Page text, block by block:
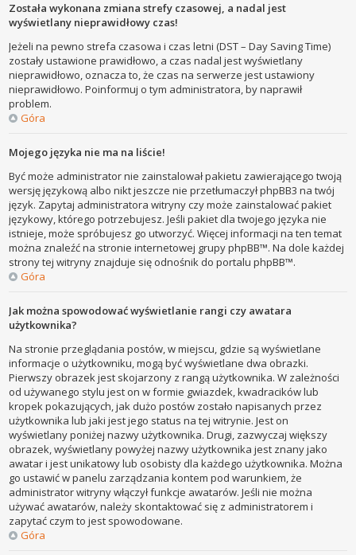
Została wykonana zmiana strefy czasowej, a nadal jest
wyświetlany nieprawidłowy czas!
Jeżeli na pewno strefa czasowa i czas letni (DST – Day Saving Time)
zostały ustawione prawidłowo, a czas nadal jest wyświetlany
nieprawidłowo, oznacza to, że czas na serwerze jest ustawiony
nieprawidłowo. Poinformuj o tym administratora, by naprawił
problem.
Góra
Mojego języka nie ma na liście!
Być może administrator nie zainstalował pakietu zawierającego twoją
wersję językową albo nikt jeszcze nie przetłumaczył phpBB3 na twój
język. Zapytaj administratora witryny czy może zainstalować pakiet
językowy, którego potrzebujesz. Jeśli pakiet dla twojego języka nie
istnieje, może spróbujesz go utworzyć. Więcej informacji na ten temat
można znaleźć na stronie internetowej grupy phpBB™. Na dole każdej
strony tej witryny znajduje się odnośnik do portalu phpBB™.
Góra
Jak można spowodować wyświetlanie rangi czy awatara
użytkownika?
Na stronie przeglądania postów, w miejscu, gdzie są wyświetlane
informacje o użytkowniku, mogą być wyświetlane dwa obrazki.
Pierwszy obrazek jest skojarzony z rangą użytkownika. W zależności
od używanego stylu jest on w formie gwiazdek, kwadracików lub
kropek pokazujących, jak dużo postów zostało napisanych przez
użytkownika lub jaki jest jego status na tej witrynie. Jest on
wyświetlany poniżej nazwy użytkownika. Drugi, zazwyczaj większy
obrazek, wyświetlany powyżej nazwy użytkownika jest znany jako
awatar i jest unikatowy lub osobisty dla każdego użytkownika. Można
go ustawić w panelu zarządzania kontem pod warunkiem, że
administrator witryny włączył funkcje awatarów. Jeśli nie można
używać awatarów, należy skontaktować się z administratorem i
zapytać czym to jest spowodowane.
Góra